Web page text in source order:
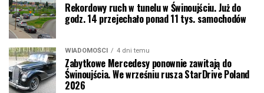
Rekordowy ruch w tunelu w Świnoujściu. Już do
godz. 14 przejechało ponad 11 tys. samochodów
WIADOMOŚCI 4 dni temu
Zabytkowe Mercedesy ponownie zawitają do
Świnoujścia. We wrześniu rusza StarDrive Poland
2026